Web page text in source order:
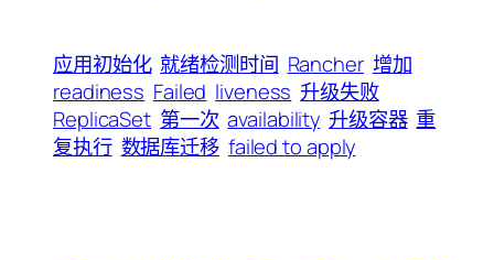
应用初始化 就绪检测时间 Rancher 增加
readiness Failed liveness 升级失败
ReplicaSet 第一次 availability 升级容器 重
复执行 数据库迁移 failed to apply